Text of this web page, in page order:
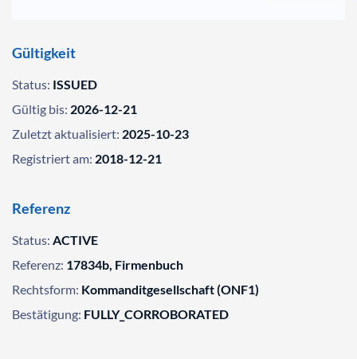
Gültigkeit
Status: ISSUED
Gültig bis: 2026-12-21
Zuletzt aktualisiert: 2025-10-23
Registriert am: 2018-12-21
Referenz
Status: ACTIVE
Referenz: 17834b, Firmenbuch
Rechtsform: Kommanditgesellschaft (ONF1)
Bestätigung: FULLY_CORROBORATED